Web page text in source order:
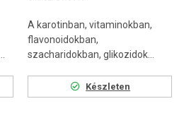
A karotinban, vitaminokban,
flavonoidokban,
szacharidokban, glikozidok...
Készleten